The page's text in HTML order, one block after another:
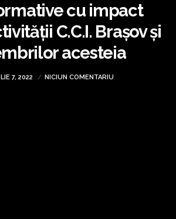
cu impact
C.C.I. Brașov și
acesteia
7, 2022 NICIUN COMENTARIU